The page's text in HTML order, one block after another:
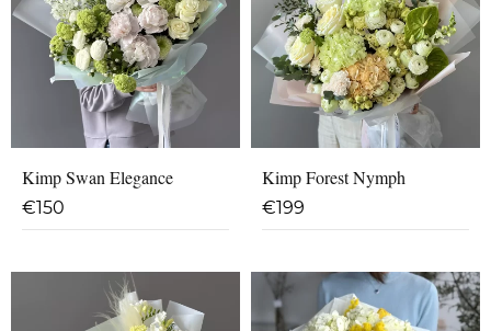
Kimp Swan Elegance
€150
Kimp Forest Nymph
€199